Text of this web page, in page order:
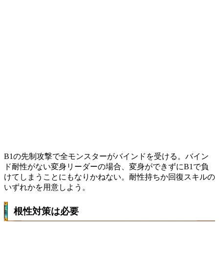
B1の先制攻撃で全モンスターがバインドを受ける。バイン
ド耐性がない変身リーダーの場合、変身ができずにB1で負
けてしまうことにもなりかねない。耐性持ちか回復スキルの
いずれかを用意しよう。
根性対策は必要